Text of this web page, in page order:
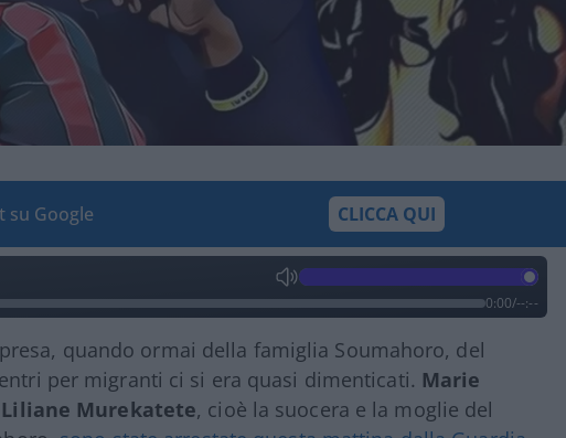
su Google CLICCA QUI
0:00/--:--
quando ormai della famiglia Soumahoro, del
per migranti ci si era quasi dimenticati. Marie
Liliane Murekatete, cioè la suocera e la moglie del